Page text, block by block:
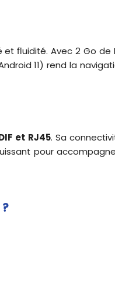
fluidité. Avec 2 Go de
11) rend la
et RJ45. Sa
pour